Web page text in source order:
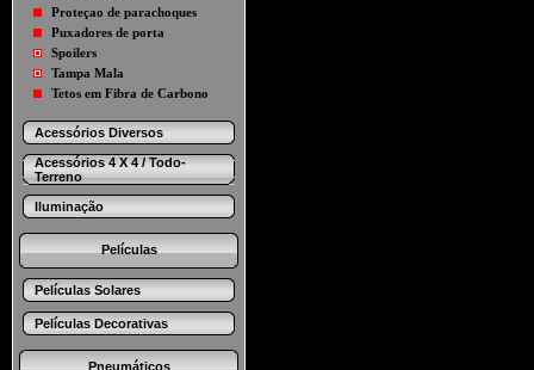
Proteçao de parachoques
Puxadores de porta
Spoilers
Tampa Mala
Tetos em Fibra de Carbono
Acessórios Diversos
Acessórios 4 X 4 / Todo-
Terreno
Iluminação
Películas
Películas Solares
Películas Decorativas
Pneumáticos